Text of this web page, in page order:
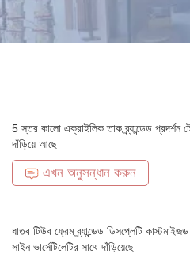
5 স্তর কালো এক্রাইলিক তাক ব্র্যান্ডেড প্রদর্শন
দাঁড়িয়ে আছে
এখন অনুসন্ধান করুন
ধাতব টিউব ফ্রেম ব্র্যান্ডেড ডিসপ্লেটি
সাইন ভার্সেটিলেটির সাথে দাঁড়িয়েছে